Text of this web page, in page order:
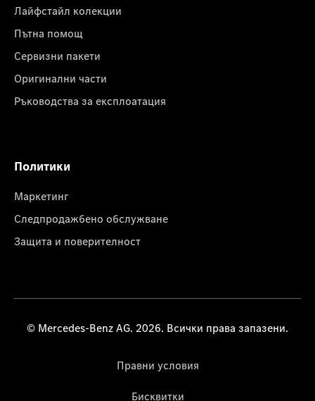
Лайфстайл колекции
Пътна помощ
Сервизни пакети
Оригинални части
Ръководства за експлоатация
Политики
Маркетинг
Следпродажбено обслужване
Защита и поверителност
© Mercedes-Benz AG. 2026. Всички права запазени.
Правни условия
Бисквитки